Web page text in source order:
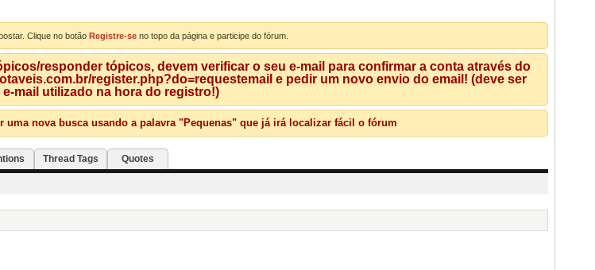
Clique no botão Registre-se no topo da página e participe do fórum.
responder tópicos, devem verificar o seu e-mail para confirmar a conta através do
register.php?do=requestemail e pedir um novo envio do email! (deve ser
mail utilizado na hora do registro!)
uma nova busca usando a palavra "Pequenas" que já irá localizar fácil o fórum
Thread Tags Quotes